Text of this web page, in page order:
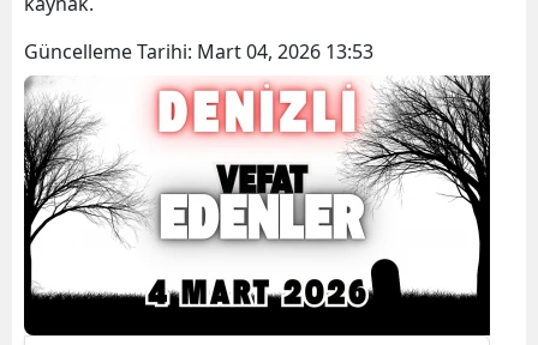
Güncelleme Tarihi: Mart 04, 2026 13:53